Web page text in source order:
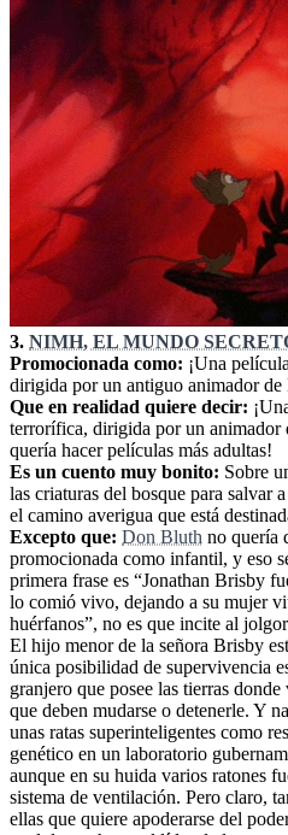
3. NIMH, EL MUNDO
Promocionada como: ¡Una
dirigida por un antiguo animador de
Que en realidad quiere decir:
terrorífica, dirigida por un animador
quería hacer películas más adultas!
Es un cuento muy bonito: Sobre
las criaturas del bosque para salvar
el camino averigua que está
Excepto que: Don Bluth no quería
promocionada como infantil, y eso
primera frase es “Jonathan Brisby
lo comió vivo, dejando a su mujer
huérfanos”, no es que incite al
El hijo menor de la señora Brisby
única posibilidad de supervivencia
granjero que posee las tierras
que deben mudarse o detenerle. Y
unas ratas superinteligentes como
genético en un laboratorio
aunque en su huida varios ratones
sistema de ventilación. Pero claro,
ellas que quiere apoderarse del